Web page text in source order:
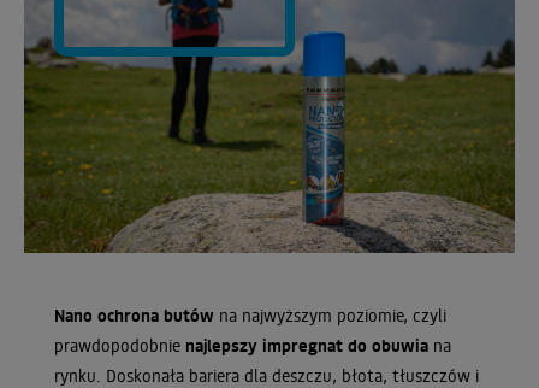
Nano ochrona butów na najwyższym poziomie, czyli
prawdopodobnie najlepszy impregnat do obuwia na
rynku. Doskonała bariera dla deszczu, błota, tłuszczów i